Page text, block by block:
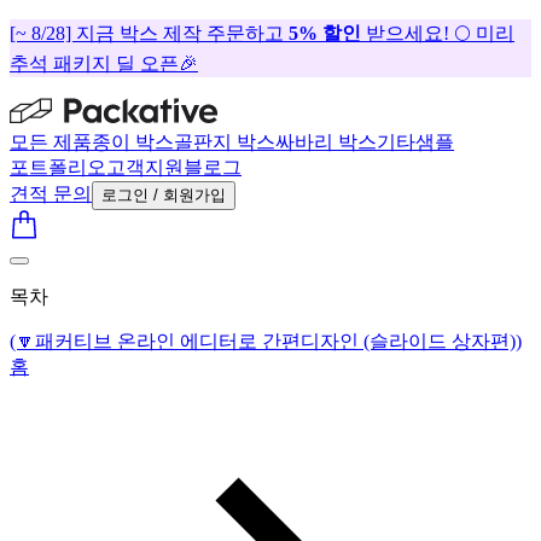
[~ 8/28] 지금 박스 제작 주문하고 5% 할인 받으세요! 🌕 미리
추석 패키지 딜 오픈🎉
모든 제품종이 박스골판지 박스싸바리 박스기타샘플
포트폴리오 고객지원 블로그
견적 문의
로그인 / 회원가입
목차
(🔽패커티브 온라인 에디터로 간편디자인 (슬라이드 상자편))
홈